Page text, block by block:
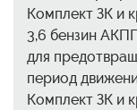
Комплект ЗК и
3,6 бензин
для
период
Комплект ЗК и